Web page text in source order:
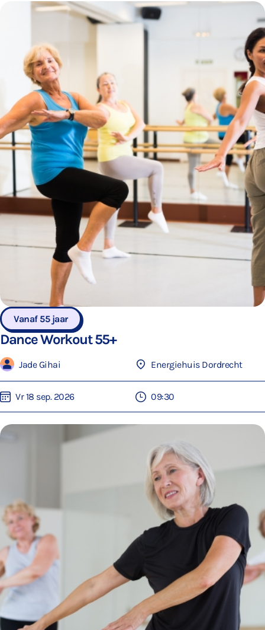
Vanaf 55 jaar
Dance Workout 55+
Jade Gihai Energiehuis Dordrecht
Vr 18 sep. 2026 09:30